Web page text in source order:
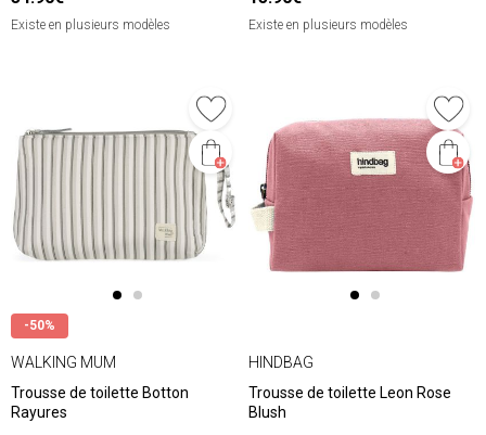
Existe en plusieurs modèles Existe en plusieurs modèles
-50%
WALKING MUM
Trousse de toilette Botton
Rayures
HINDBAG
Trousse de toilette Leon Rose
Blush